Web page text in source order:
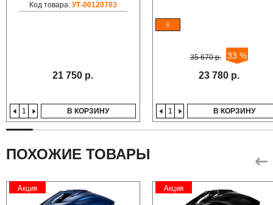
Код товара: УТ-00120703
21 750 р.
В КОРЗИНУ
S
35 670 р. 33 %
23 780 р.
В КОРЗИНУ
ПОХОЖИЕ ТОВАРЫ
Акция Акция